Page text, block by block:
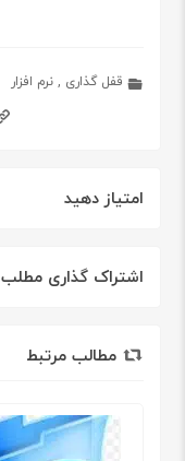
قفل گذاری ,نرم افزار
امتیاز دهید
اشتراک گذاری مطلب
مطالب مرتبط